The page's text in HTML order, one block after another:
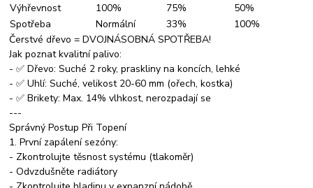
Výhřevnost
100% 75%
50%
Spotřeba
Normální 33%
100%
Čerstvé dřevo = DVOJNÁSOBNÁ SPOTŘEBA!
Jak poznat kvalitní palivo:
- ✅ Dřevo: Suché 2 roky, praskliny na koncích, lehké
- ✅ Uhlí: Suché, velikost 20-60 mm (ořech, kostka)
- ✅ Brikety: Max. 14% vlhkost, nerozpadají se
---
Správný Postup Při Topení
1. První zapálení sezóny:
- Zkontrolujte těsnost systému (tlakoměr)
- Odvzdušněte radiátory